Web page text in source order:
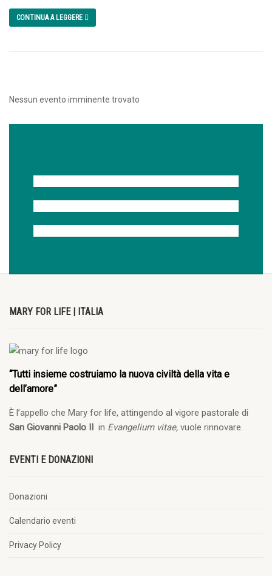
CONTINUA A LEGGERE
Nessun evento imminente trovato
MARY FOR LIFE | ITALIA
“Tutti insieme costruiamo la nuova civiltà della vita e
dell’amore”
È l’appello che Mary for life, attingendo al vigore pastorale di
San Giovanni Paolo II in Evangelium vitae, vuole rinnovare.
EVENTI E DONAZIONI
Donazioni
Calendario eventi
Privacy Policy